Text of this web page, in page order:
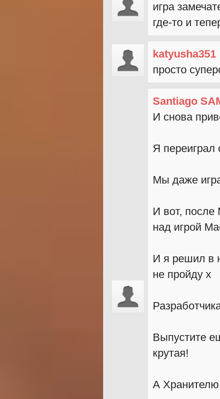
игра
где-то и
katyusha351
просто
Santiago
И снова
Я переиграл
Мы даже
И вот, после
над игрой
И я решил в
не пройду х
Выпустите
крутая!
А